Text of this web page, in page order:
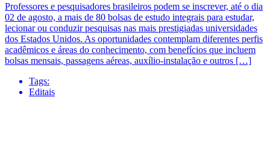
Professores e pesquisadores brasileiros podem se inscrever, até o dia
02 de agosto, a mais de 80 bolsas de estudo integrais para estudar,
lecionar ou conduzir pesquisas nas mais prestigiadas universidades
dos Estados Unidos. As oportunidades contemplam diferentes perfis
acadêmicos e áreas do conhecimento, com benefícios que incluem
bolsas mensais, passagens aéreas, auxílio-instalação e outros […]
Tags:
Editais